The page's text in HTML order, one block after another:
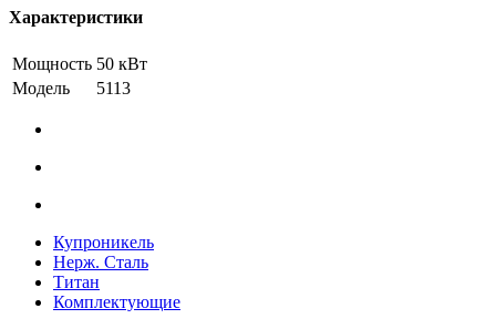
Характеристики
Мощность 50 кВт
Модель
5113
Купроникель
Нерж. Сталь
Титан
Комплектующие